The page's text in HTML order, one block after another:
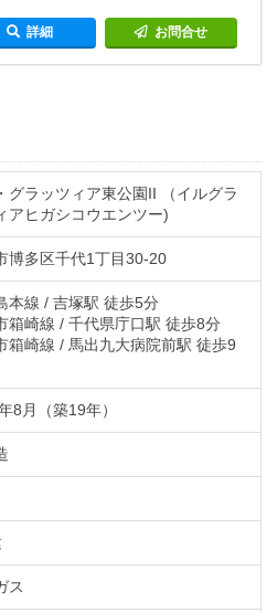
詳細 お問合せ
グラッツィア東公園II （イルグラ
アヒガシコウエンツー)
博多区千代1丁目30-20
本線 / 吉塚駅 徒歩5分
箱崎線 / 千代県庁口駅 徒歩8分
箱崎線 / 馬出九大病院前駅 徒歩9
8月（築19年）
ス